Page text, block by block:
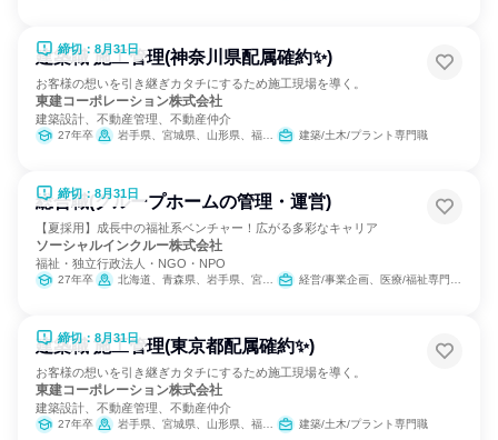
締切：8月31日
建築職 施工管理(神奈川県配属確約✨)
お客様の想いを引き継ぎカタチにするため施工現場を導く。
東建コーポレーション株式会社
建築設計、不動産管理、不動産仲介
27年卒 岩手県、宮城県、山形県、福島県、茨城県、栃木県、群馬県、埼玉県、千葉県、東京都、神奈川県、新潟県、富山県、石川県、福井県、長野県、岐阜県、静岡県、愛知県、三重県、滋賀県、京都府、大阪府、兵庫県、奈良県、鳥取県、島根県、岡山県、広島県、山口県、愛媛県、高知県、福岡県、長崎県、熊本県、大分県、宮崎県、鹿児島県、沖縄県 建築/土木/プラント専門職
締切：8月31日
総合職(グループホームの管理・運営)
【夏採用】成長中の福祉系ベンチャー！広がる多彩なキャリア
ソーシャルインクルー株式会社
福祉・独立行政法人・NGO・NPO
27年卒 北海道、青森県、岩手県、宮城県、秋田県、山形県、福島県、茨城県、栃木県、群馬県、埼玉県、千葉県、東京都、神奈川県、新潟県、富山県、石川県、福井県、山梨県、長野県、岐阜県、静岡県、愛知県、三重県、滋賀県、京都府、大阪府、兵庫県、奈良県、和歌山県、鳥取県、島根県、岡山県、広島県、山口県、徳島県、香川県、愛媛県、高知県、福岡県、佐賀県、長崎県、熊本県、大分県、宮崎県、鹿児島県 経営/事業企画、医療/福祉専門職、営業
締切：8月31日
建築職 施工管理(東京都配属確約✨)
お客様の想いを引き継ぎカタチにするため施工現場を導く。
東建コーポレーション株式会社
建築設計、不動産管理、不動産仲介
27年卒 岩手県、宮城県、山形県、福島県、茨城県、栃木県、群馬県、埼玉県、千葉県、東京都、神奈川県、新潟県、富山県、石川県、福井県、長野県、岐阜県、静岡県、愛知県、三重県、滋賀県、京都府、大阪府、兵庫県、奈良県、鳥取県、島根県、岡山県、広島県、山口県、愛媛県、高知県、福岡県、長崎県、熊本県、大分県、宮崎県、鹿児島県、沖縄県 建築/土木/プラント専門職